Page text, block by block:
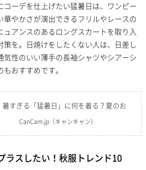
コーデを仕上げたい猛暑日は、ワンピー
華やかさが演出できるフリルやレースの
ュアンスのあるロングスカートを取り入
策を。日焼けをしたくない人は、日差し
気性のいい薄手の長袖シャツやシアーシ
おすすめです。
暑すぎる「猛暑日」に何を着る？夏のお
CanCam.jp （キャンキャン）
ラスしたい！秋服トレンド10